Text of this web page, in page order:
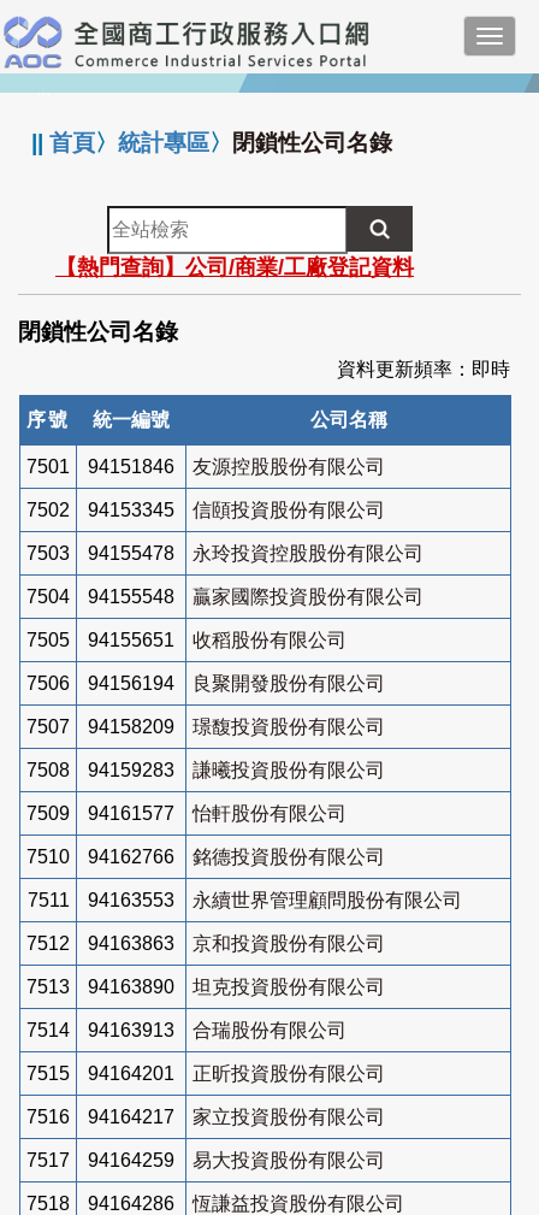
跳
到
主
要
:::
||首頁〉統計專區〉 閉鎖性公司名錄
全
站
檢
索
【熱門查詢】公司/商業/工廠登記資料
閉鎖性公司名錄
資料更新頻率：即時
序號 統一編號 公司名稱
7501 94151846 友源控股股份有限公司
7502 94153345 信頤投資股份有限公司
7503 94155478 永玲投資控股股份有限公司
7504 94155548 贏家國際投資股份有限公司
7505 94155651 收稻股份有限公司
7506 94156194 良聚開發股份有限公司
7507 94158209 璟馥投資股份有限公司
7508 94159283 謙曦投資股份有限公司
7509 94161577 怡軒股份有限公司
7510 94162766 銘德投資股份有限公司
7511 94163553 永續世界管理顧問股份有限公司
7512 94163863 京和投資股份有限公司
7513 94163890 坦克投資股份有限公司
7514 94163913 合瑞股份有限公司
7515 94164201 正昕投資股份有限公司
7516 94164217 家立投資股份有限公司
7517 94164259 易大投資股份有限公司
7518 94164286 恆謙益投資股份有限公司